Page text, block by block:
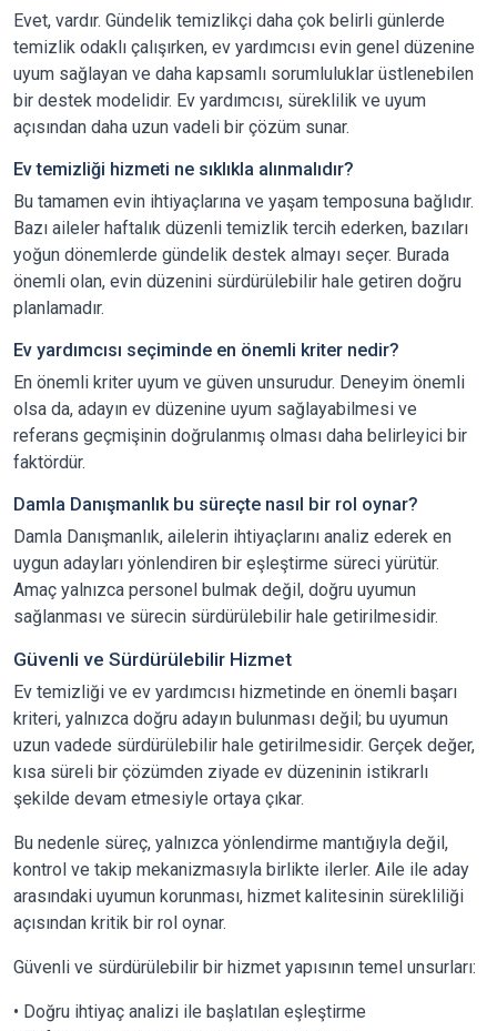
Evet, vardır. Gündelik temizlikçi daha çok belirli günlerde
temizlik odaklı çalışırken, ev yardımcısı evin genel düzenine
uyum sağlayan ve daha kapsamlı sorumluluklar üstlenebilen
bir destek modelidir. Ev yardımcısı, süreklilik ve uyum
açısından daha uzun vadeli bir çözüm sunar.
Ev temizliği hizmeti ne sıklıkla alınmalıdır?
Bu tamamen evin ihtiyaçlarına ve yaşam temposuna bağlıdır.
Bazı aileler haftalık düzenli temizlik tercih ederken, bazıları
yoğun dönemlerde gündelik destek almayı seçer. Burada
önemli olan, evin düzenini sürdürülebilir hale getiren doğru
planlamadır.
Ev yardımcısı seçiminde en önemli kriter nedir?
En önemli kriter uyum ve güven unsurudur. Deneyim önemli
olsa da, adayın ev düzenine uyum sağlayabilmesi ve
referans geçmişinin doğrulanmış olması daha belirleyici bir
faktördür.
Damla Danışmanlık bu süreçte nasıl bir rol oynar?
Damla Danışmanlık, ailelerin ihtiyaçlarını analiz ederek en
uygun adayları yönlendiren bir eşleştirme süreci yürütür.
Amaç yalnızca personel bulmak değil, doğru uyumun
sağlanması ve sürecin sürdürülebilir hale getirilmesidir.
Güvenli ve Sürdürülebilir Hizmet
Ev temizliği ve ev yardımcısı hizmetinde en önemli başarı
kriteri, yalnızca doğru adayın bulunması değil; bu uyumun
uzun vadede sürdürülebilir hale getirilmesidir. Gerçek değer,
kısa süreli bir çözümden ziyade ev düzeninin istikrarlı
şekilde devam etmesiyle ortaya çıkar.
Bu nedenle süreç, yalnızca yönlendirme mantığıyla değil,
kontrol ve takip mekanizmasıyla birlikte ilerler. Aile ile aday
arasındaki uyumun korunması, hizmet kalitesinin sürekliliği
açısından kritik bir rol oynar.
Güvenli ve sürdürülebilir bir hizmet yapısının temel unsurları:
• Doğru ihtiyaç analizi ile başlatılan eşleştirme